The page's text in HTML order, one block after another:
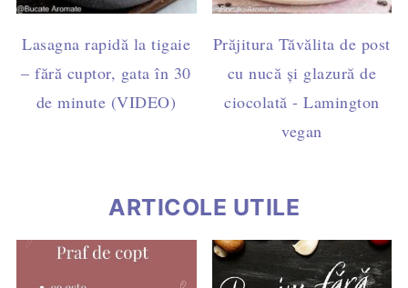
Lasagna rapidă la tigaie
– fără cuptor, gata în 30
de minute (VIDEO)
Prăjitura Tăvălita de post
cu nucă și glazură de
ciocolată - Lamington
vegan
ARTICOLE UTILE